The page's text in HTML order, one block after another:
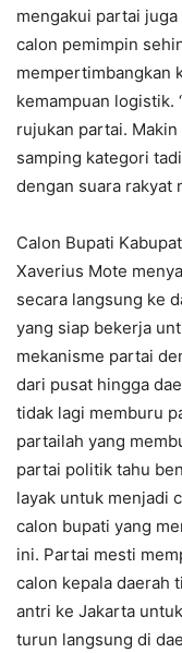
mengakui partai
calon pemimpin
mempertimbangkan
kemampuan logistik.
rujukan partai.
samping kategori
dengan suara rakyat
Calon Bupati
Xaverius Mote
secara langsung ke
yang siap bekerja
mekanisme partai
dari pusat hingga
tidak lagi memburu
partailah yang
partai politik tahu
layak untuk menjadi
calon bupati yang
ini. Partai mesti
calon kepala daerah
antri ke Jakarta
turun langsung di